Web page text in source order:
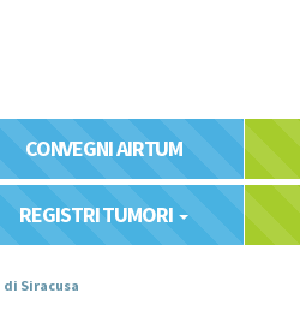
CONVEGNI AIRTUM
REGISTRI TUMORI
Siracusa